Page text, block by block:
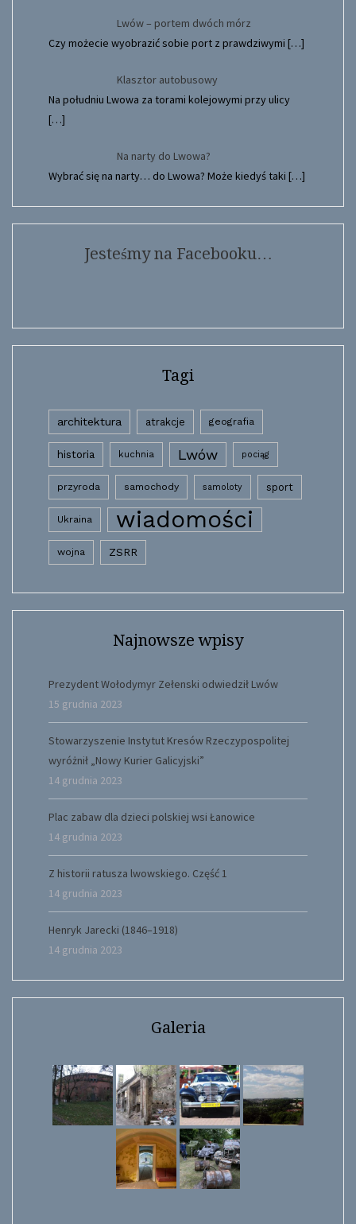
Lwów – portem dwóch mórz
Czy możecie wyobrazić sobie port z prawdziwymi […]
Klasztor autobusowy
Na południu Lwowa za torami kolejowymi przy ulicy
[…]
Na narty do Lwowa?
Wybrać się na narty… do Lwowa? Może kiedyś taki […]
Jesteśmy na Facebooku…
Tagi
architektura atrakcje geografia
historia kuchnia Lwów pociąg
przyroda samochody samoloty sport
Ukraina wiadomości
wojna ZSRR
Najnowsze wpisy
Prezydent Wołodymyr Zełenski odwiedził Lwów
15 grudnia 2023
Stowarzyszenie Instytut Kresów Rzeczypospolitej
wyróżnił „Nowy Kurier Galicyjski”
14 grudnia 2023
Plac zabaw dla dzieci polskiej wsi Łanowice
14 grudnia 2023
Z historii ratusza lwowskiego. Część 1
14 grudnia 2023
Henryk Jarecki (1846–1918)
14 grudnia 2023
Galeria